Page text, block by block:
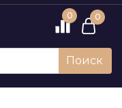
0 0
Поиск